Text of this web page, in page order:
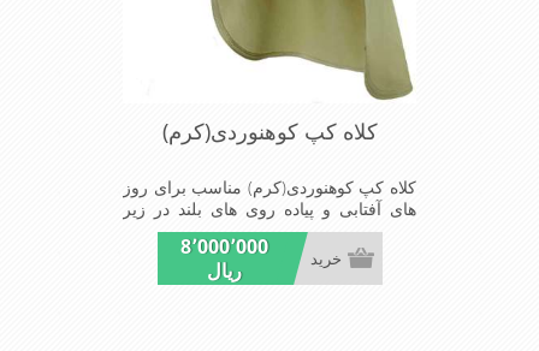
کلاه کپ کوهنوردی(کرم)
کلاه کپ کوهنوردی(کرم) مناسب برای روز
های آفتابی و پیاده روی های بلند در زیر
تابش آفتاب سبک و با قابلیت جدا سازی
شال از کلاه نقابدار
8٬000٬000
ریال
خرید